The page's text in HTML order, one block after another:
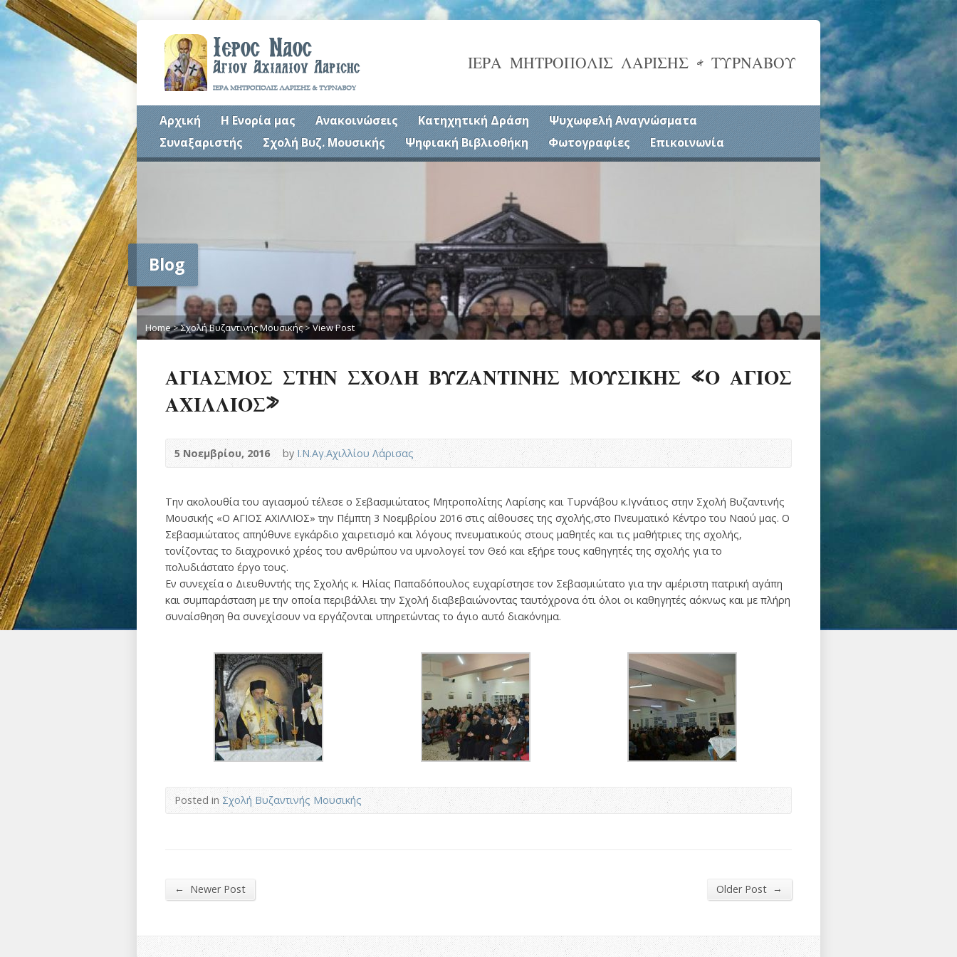
ΙΕΡΑ ΜΗΤΡΟΠΟΛΙΣ ΛΑΡΙΣΗΣ & ΤΥΡΝΑΒΟΥ
Αρχική Η Ενορία μας Ανακοινώσεις Κατηχητική Δράση
Ψυχωφελή Αναγνώσματα
Συναξαριστής
Σχολή Βυζ. Μουσικής Ψηφιακή Βιβλιοθήκη Φωτογραφίες Επικοινωνία
Blog
Home>Σχολή Βυζαντινής Μουσικής>View Post
ΑΓΙΑΣΜΟΣ ΣΤΗΝ ΣΧΟΛΗ ΒΥΖΑΝΤΙΝΗΣ ΜΟΥΣΙΚΗΣ «Ο ΑΓΙΟΣ
ΑΧΙΛΛΙΟΣ»
5 Νοεμβρίου, 2016 by Ι.Ν.Αγ.Αχιλλίου Λάρισας
Την ακολουθία του αγιασμού τέλεσε ο Σεβασμιώτατος Μητροπολίτης Λαρίσης και Τυρνάβου κ.Ιγνάτιος στην Σχολή Βυζαντινής
Μουσικής «Ο ΑΓΙΟΣ ΑΧΙΛΛΙΟΣ» την Πέμπτη 3 Νοεμβρίου 2016 στις αίθουσες της σχολής,στο Πνευματικό Κέντρο του Ναού μας. Ο
Σεβασμιώτατος απηύθυνε εγκάρδιο χαιρετισμό και λόγους πνευματικούς στους μαθητές και τις μαθήτριες της σχολής,
τονίζοντας το διαχρονικό χρέος του ανθρώπου να υμνολογεί τον Θεό και εξήρε τους καθηγητές της σχολής για το
πολυδιάστατο έργο τους.
Εν συνεχεία ο Διευθυντής της Σχολής κ. Ηλίας Παπαδόπουλος ευχαρίστησε τον Σεβασμιώτατο για την αμέριστη πατρική αγάπη
και συμπαράσταση με την οποία περιβάλλει την Σχολή διαβεβαιώνοντας ταυτόχρονα ότι όλοι οι καθηγητές αόκνως και με πλήρη
συναίσθηση θα συνεχίσουν να εργάζονται υπηρετώντας το άγιο αυτό διακόνημα.
Posted inΣχολή Βυζαντινής Μουσικής
← Newer Post Older Post →